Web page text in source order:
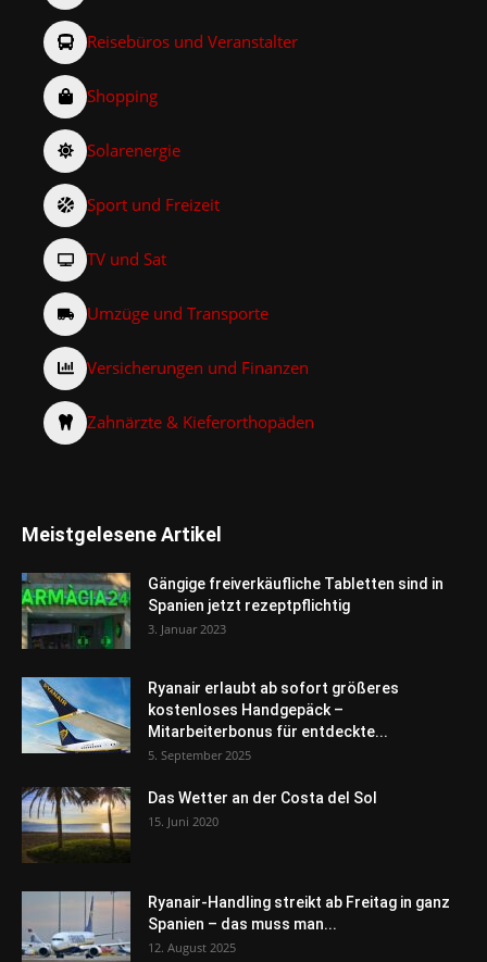
Reisebüros und Veranstalter
Shopping
Solarenergie
Sport und Freizeit
TV und Sat
Umzüge und Transporte
Versicherungen und Finanzen
Zahnärzte & Kieferorthopäden
Meistgelesene Artikel
Gängige freiverkäufliche Tabletten sind in
Spanien jetzt rezeptpflichtig
3. Januar 2023
Ryanair erlaubt ab sofort größeres
kostenloses Handgepäck –
Mitarbeiterbonus für entdeckte...
5. September 2025
Das Wetter an der Costa del Sol
15. Juni 2020
Ryanair-Handling streikt ab Freitag in ganz
Spanien – das muss man...
12. August 2025